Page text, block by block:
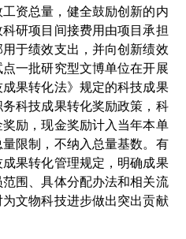
资总量，健全鼓励创新的内
研项目间接费用由项目承担
于绩效支出，并向创新绩效
一批研究型文博单位在开展
成果转化法》规定的科技成果
科技成果转化奖励政策，科
励，现金奖励计入当年本单
限制，不纳入总量基数。有
果转化管理规定，明确成果
围、具体分配办法和相关流
文物科技进步做出突出贡献